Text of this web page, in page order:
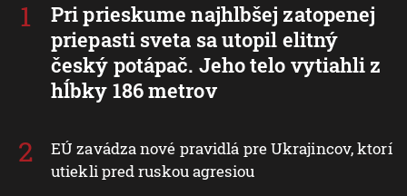
Pri prieskume najhlbšej zatopenej
priepasti sveta sa utopil elitný
český potápač. Jeho telo vytiahli z
hĺbky 186 metrov
EÚ zavádza nové pravidlá pre Ukrajincov, ktorí
utiekli pred ruskou agresiou